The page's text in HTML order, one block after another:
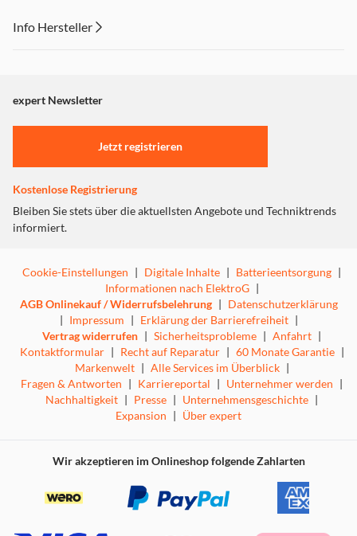
3 Jahre Garantie
Info Hersteller
"Marketing".
Einstellungen anpassen
expert Newsletter
Jetzt registrieren
Kostenlose Registrierung
Bleiben Sie stets über die aktuellsten Angebote und Techniktrends
informiert.
Cookie-Einstellungen | Digitale Inhalte | Batterieentsorgung |
Informationen nach ElektroG |
AGB Onlinekauf / Widerrufsbelehrung | Datenschutzerklärung
| Impressum | Erklärung der Barrierefreiheit |
Vertrag widerrufen | Sicherheitsprobleme | Anfahrt |
Kontaktformular | Recht auf Reparatur | 60 Monate Garantie |
Markenwelt | Alle Services im Überblick |
Fragen & Antworten | Karriereportal | Unternehmer werden |
Nachhaltigkeit | Presse | Unternehmensgeschichte |
Expansion | Über expert
Wir akzeptieren im Onlineshop folgende Zahlarten